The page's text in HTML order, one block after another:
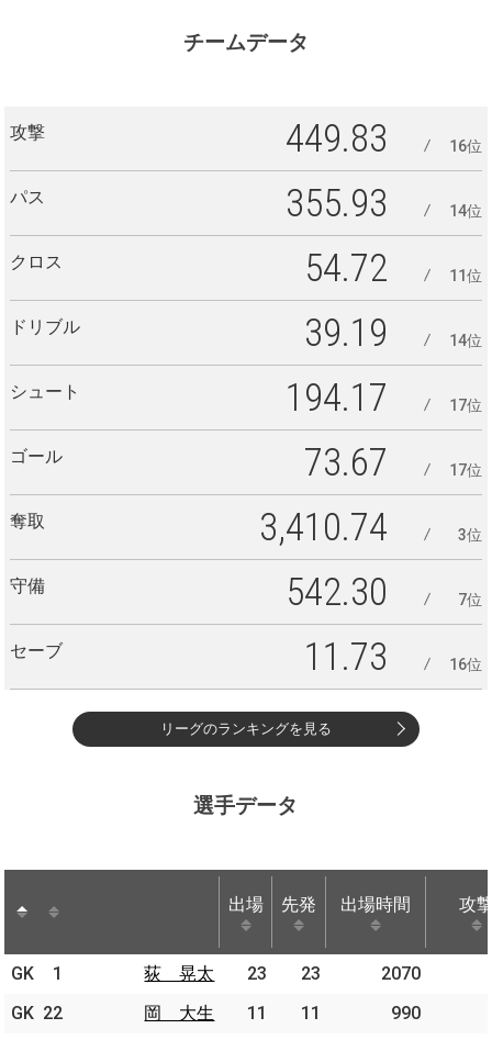
チームデータ
攻撃 449.83 16位
パス 355.93 14位
クロス 54.72 11位
ドリブル 39.19 14位
シュート 194.17 17位
ゴール 73.67 17位
奪取 3,410.74 3位
守備 542.30 7位
セーブ 11.73 16位
リーグのランキングを見る
選手データ
出場 先発 出場時間 攻
出場 先発 出場時間
GK 1 荻 晃太 23 23 2070
GK 22 岡 大生 11 11 990
GK 1
荻 晃太
GK 22
岡 大生